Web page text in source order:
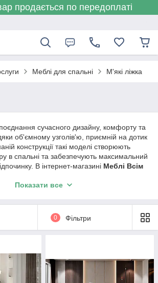
продається по передоплаті
Меблі для спальні М'які ліжка
сучасного дизайну, комфорту та
об'ємному узголів'ю, приємній на дотик
конструкції такі моделі створюють
в спальні та забезпечують максимальний
В інтернет-магазині Меблі Всім
полуторні та односпальні моделі, ліжка з
кольору й матеріалу оббивки.
Показати все
0 Фільтри